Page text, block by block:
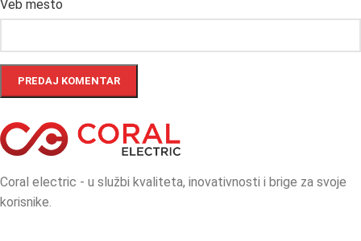
Veb mesto
Coral electric - u službi kvaliteta, inovativnosti i brige za svoje
korisnike.